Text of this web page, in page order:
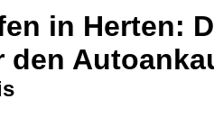
in Herten:
den